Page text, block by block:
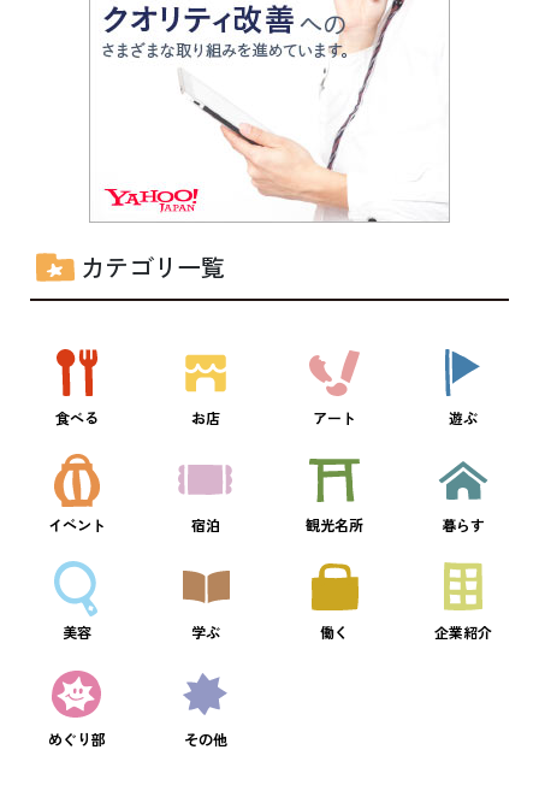
カテゴリ一覧
食べる お店 アート 遊ぶ
イベント 宿泊 観光名所 暮らす
美容 学ぶ 働く 企業紹介
めぐり部 その他